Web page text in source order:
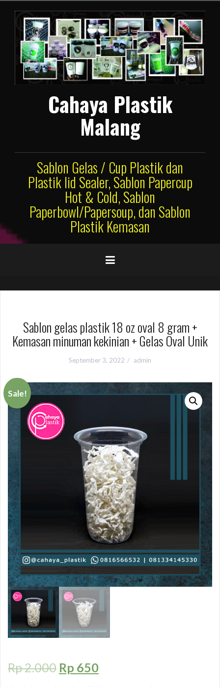
konten
Cahaya Plastik
Malang
Sablon Gelas / Cup Plastik dan
Plastik lid Sealer, Sablon Papercup
Hot & Cold, Sablon
Paperbowl/Papersoup, dan Sablon
Plastik Kemasan
Sablon gelas plastik 18 oz oval 8 gram +
Kemasan minuman kekinian + Gelas Oval Unik
September 3, 2022 admin
Sale!
Rp2.000 Rp 650